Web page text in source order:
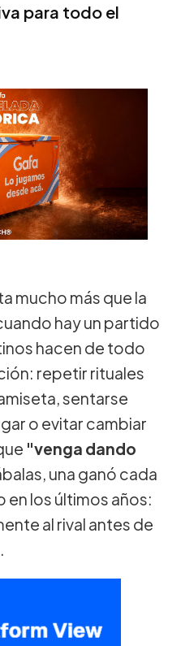
para todo el
mucho más que la
hay un partido
hacen de todo
repetir rituales
sentarse
o evitar cambiar
"venga dando
una ganó cada
los últimos años:
al rival antes de